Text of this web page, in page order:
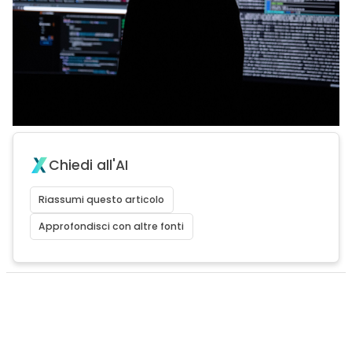
Chiedi all'AI
Riassumi questo articolo
Approfondisci con altre fonti